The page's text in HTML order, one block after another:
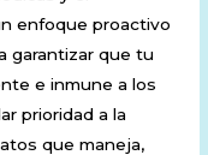
enfoque proactivo
garantizar que tu
e inmune a los
prioridad a la
que maneja,